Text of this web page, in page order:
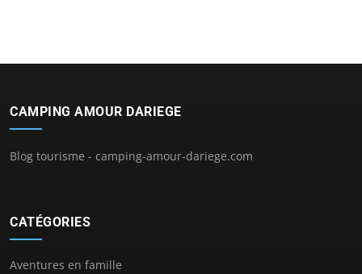
CAMPING AMOUR DARIEGE
Blog tourisme - camping-amour-dariege.com
CATÉGORIES
Aventures en famille